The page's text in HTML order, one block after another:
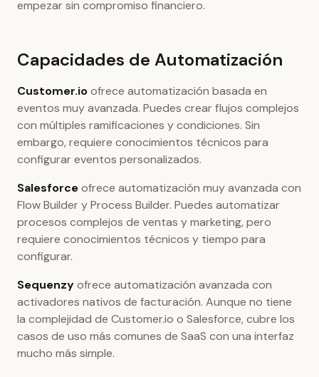
empezar sin compromiso financiero.
Capacidades de Automatización
Customer.ioofrece automatización basada en
eventos muy avanzada. Puedes crear flujos complejos
con múltiples ramificaciones y condiciones. Sin
embargo, requiere conocimientos técnicos para
configurar eventos personalizados.
Salesforceofrece automatización muy avanzada con
Flow Builder y Process Builder. Puedes automatizar
procesos complejos de ventas y marketing, pero
requiere conocimientos técnicos y tiempo para
configurar.
Sequenzyofrece automatización avanzada con
activadores nativos de facturación. Aunque no tiene
la complejidad de Customer.io o Salesforce, cubre los
casos de uso más comunes de SaaS con una interfaz
mucho más simple.